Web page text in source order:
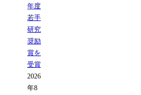
年度
若手
研究
奨励
賞を
受賞
2026
年8